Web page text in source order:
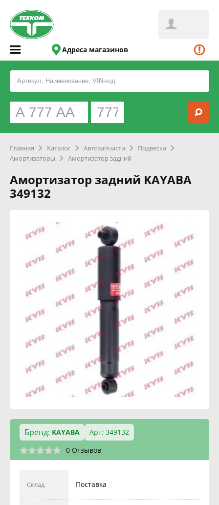
Адреса магазинов
Главная Каталог Автозапчасти
Подвеска
Амортизаторы
Амортизатор задний
Амортизатор задний KAYABA
349132
Бренд: KAYABA
Арт: 349132
0 Отзывов
Склад Поставка